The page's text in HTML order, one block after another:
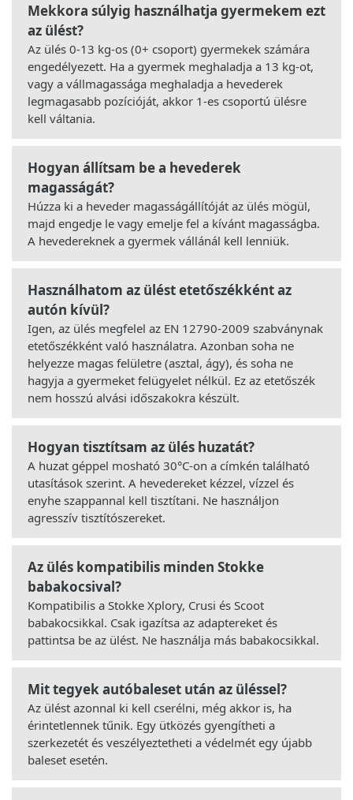
Mekkora súlyig használhatja gyermekem ezt
az ülést?
Az ülés 0-13 kg-os (0+ csoport) gyermekek számára
engedélyezett. Ha a gyermek meghaladja a 13 kg-ot,
vagy a vállmagassága meghaladja a hevederek
legmagasabb pozícióját, akkor 1-es csoportú ülésre
kell váltania.
Hogyan állítsam be a hevederek
magasságát?
Húzza ki a heveder magasságállítóját az ülés mögül,
majd engedje le vagy emelje fel a kívánt magasságba.
A hevedereknek a gyermek vállánál kell lenniük.
Használhatom az ülést etetőszékként az
autón kívül?
Igen, az ülés megfelel az EN 12790-2009 szabványnak
etetőszékként való használatra. Azonban soha ne
helyezze magas felületre (asztal, ágy), és soha ne
hagyja a gyermeket felügyelet nélkül. Ez az etetőszék
nem hosszú alvási időszakokra készült.
Hogyan tisztítsam az ülés huzatát?
A huzat géppel mosható 30°C-on a címkén található
utasítások szerint. A hevedereket kézzel, vízzel és
enyhe szappannal kell tisztítani. Ne használjon
agresszív tisztítószereket.
Az ülés kompatibilis minden Stokke
babakocsival?
Kompatibilis a Stokke Xplory, Crusi és Scoot
babakocsikkal. Csak igazítsa az adaptereket és
pattintsa be az ülést. Ne használja más babakocsikkal.
Mit tegyek autóbaleset után az üléssel?
Az ülést azonnal ki kell cserélni, még akkor is, ha
érintetlennek tűnik. Egy ütközés gyengítheti a
szerkezetét és veszélyeztetheti a védelmét egy újabb
baleset esetén.